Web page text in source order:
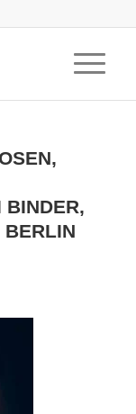
BINDER,
BERLIN